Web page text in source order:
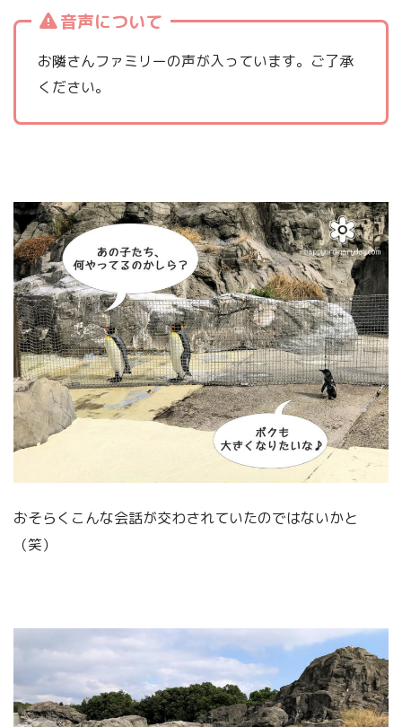
音声について
お隣さんファミリーの声が入っています。ご了承
ください。
おそらくこんな会話が交わされていたのではないかと
（笑）